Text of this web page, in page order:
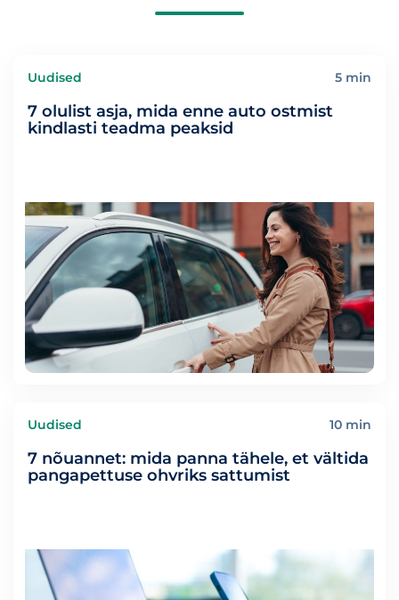
Uudised 5 min
7 olulist asja, mida enne auto ostmist
kindlasti teadma peaksid
Uudised 10 min
7 nõuannet: mida panna tähele, et vältida
pangapettuse ohvriks sattumist